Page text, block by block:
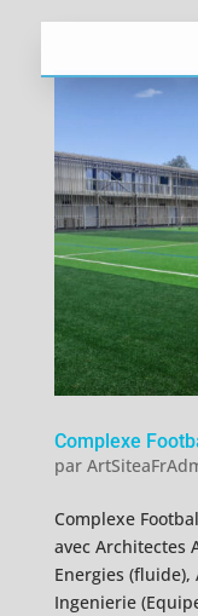
Complexe
par
Complexe
avec Architectes
Energies
Ingenierie